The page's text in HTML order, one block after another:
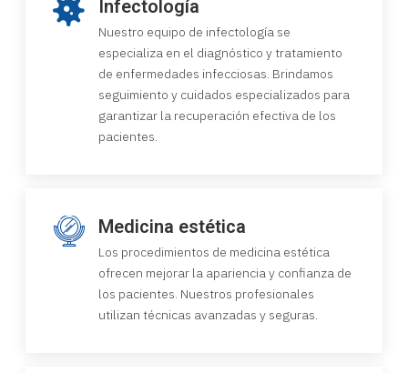
Infectología
Nuestro equipo de infectología se
especializa en el diagnóstico y tratamiento
de enfermedades infecciosas. Brindamos
seguimiento y cuidados especializados para
garantizar la recuperación efectiva de los
pacientes.
Medicina estética
Los procedimientos de medicina estética
ofrecen mejorar la apariencia y confianza de
los pacientes. Nuestros profesionales
utilizan técnicas avanzadas y seguras.